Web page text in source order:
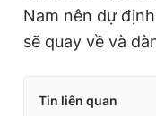
Nam nên dự
sẽ quay về và
Tin liên quan